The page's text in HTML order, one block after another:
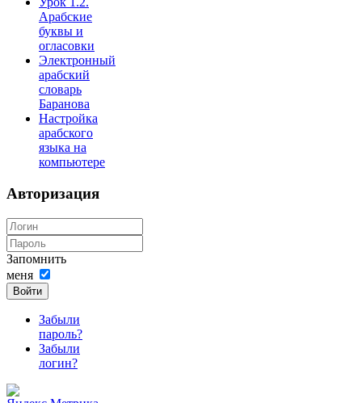
Арабские
буквы и
огласовки
Электронный
арабский
словарь
Баранова
Настройка
арабского
языка на
компьютере
Авторизация
Запомнить
меня
Войти
Забыли
пароль?
Забыли
логин?